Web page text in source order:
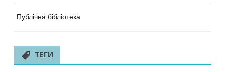
Публічна бібліотека
ТЕГИ